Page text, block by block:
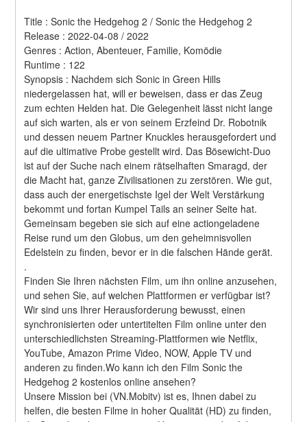
Title : Sonic the Hedgehog 2 / Sonic the Hedgehog 2
Release : 2022-04-08 / 2022
Genres : Action, Abenteuer, Familie, Komödie
Runtime : 122
Synopsis : Nachdem sich Sonic in Green Hills
niedergelassen hat, will er beweisen, dass er das Zeug
zum echten Helden hat. Die Gelegenheit lässt nicht lange
auf sich warten, als er von seinem Erzfeind Dr. Robotnik
und dessen neuem Partner Knuckles herausgefordert und
auf die ultimative Probe gestellt wird. Das Bösewicht-Duo
ist auf der Suche nach einem rätselhaften Smaragd, der
die Macht hat, ganze Zivilisationen zu zerstören. Wie gut,
dass auch der energetischste Igel der Welt Verstärkung
bekommt und fortan Kumpel Tails an seiner Seite hat.
Gemeinsam begeben sie sich auf eine actiongeladene
Reise rund um den Globus, um den geheimnisvollen
Edelstein zu finden, bevor er in die falschen Hände gerät.
.
Finden Sie Ihren nächsten Film, um ihn online anzusehen,
und sehen Sie, auf welchen Plattformen er verfügbar ist?
Wir sind uns Ihrer Herausforderung bewusst, einen
synchronisierten oder untertitelten Film online unter den
unterschiedlichsten Streaming-Plattformen wie Netflix,
YouTube, Amazon Prime Video, NOW, Apple TV und
anderen zu finden.Wo kann ich den Film Sonic the
Hedgehog 2 kostenlos online ansehen?
Unsere Mission bei (VN.Mobitv) ist es, Ihnen dabei zu
helfen, die besten Filme in hoher Qualität (HD) zu finden,